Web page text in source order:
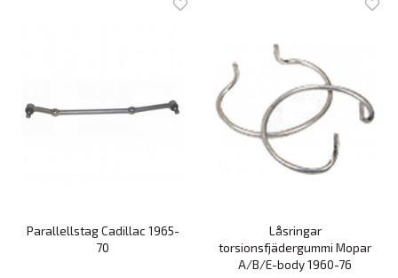
Parallellstag Cadillac 1965-
70
Låsringar
torsionsfjädergummi Mopar
A/B/E-body 1960-76